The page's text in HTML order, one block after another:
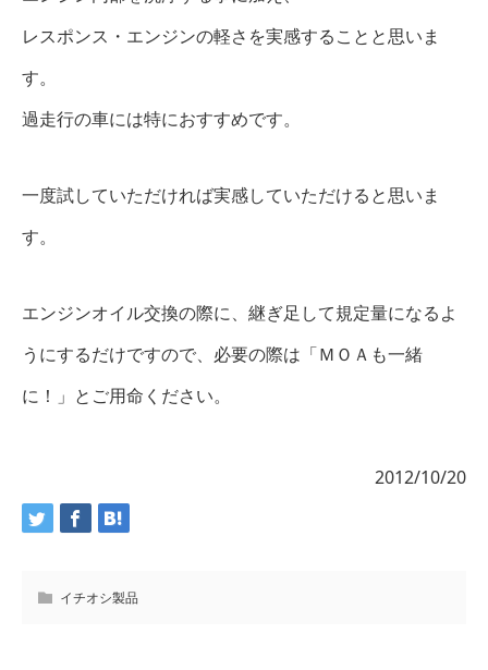
レスポンス・エンジンの軽さを実感することと思いま
す。
過走行の車には特におすすめです。
一度試していただければ実感していただけると思いま
す。
エンジンオイル交換の際に、継ぎ足して規定量になるよ
うにするだけですので、必要の際は「ＭＯＡも一緒
に！」とご用命ください。
2012/10/20
イチオシ製品